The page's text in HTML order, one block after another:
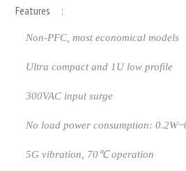
Features :
Non-PFC, most economical models
Ultra compact and 1U low profile
300VAC input surge
No load power consumption:
5G vibration, 70℃ operation